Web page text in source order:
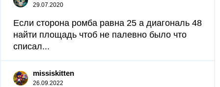
29.07.2020
Если сторона ромба равна 25 а диагональ 48
найти площадь чтоб не палевно было что
списал...
missiskitten
26.09.2022